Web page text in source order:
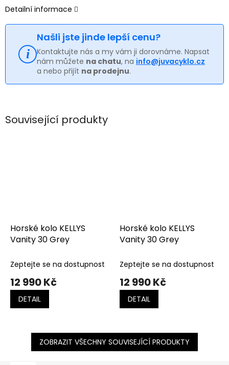
Detailní informace
Našli jste jinde lepší cenu?
Kontaktujte nás a my vám ji dorovnáme. Napsat
nám můžete na chatu, na info@juvacyklo.cz
a nebo přijít na prodejnu.
Související produkty
Horské kolo KELLYS
Vanity 30 Grey
Zeptejte se na dostupnost
12 990 Kč
DETAIL
Horské kolo KELLYS
Vanity 30 Grey
Zeptejte se na dostupnost
12 990 Kč
DETAIL
ZOBRAZIT VŠECHNY SOUVISEJÍCÍ PRODUKTY